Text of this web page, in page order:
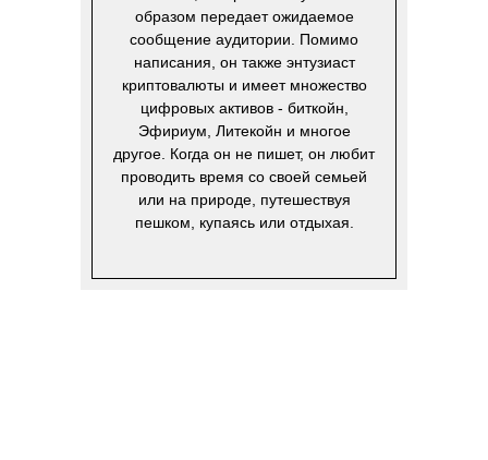
образом передает ожидаемое
сообщение аудитории. Помимо
написания, он также энтузиаст
криптовалюты и имеет множество
цифровых активов - биткойн,
Эфириум, Литекойн и многое
другое. Когда он не пишет, он любит
проводить время со своей семьей
или на природе, путешествуя
пешком, купаясь или отдыхая.